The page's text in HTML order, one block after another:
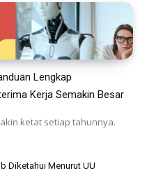
Lengkap
Kerja Semakin Besar
ketat setiap tahunnya.
Diketahui Menurut UU